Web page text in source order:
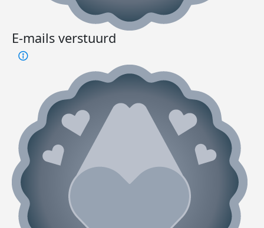
E-mails verstuurd